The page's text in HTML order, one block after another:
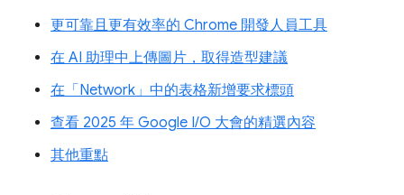
更可靠且更有效率的 Chrome 開發人員工具
在 AI 助理中上傳圖片，取得造型建議
在「Network」中的表格新增要求標頭
查看 2025 年 Google I/O 大會的精選內容
其他重點